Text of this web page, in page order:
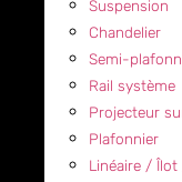
Suspension
Chandelier
Semi-
Rail système
Projecteur
Plafonnier
Linéaire /